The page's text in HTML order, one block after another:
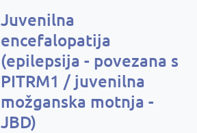
Juvenilna
encefalopatija
(epilepsija - povezana s
PITRM1 / juvenilna
možganska motnja -
JBD)